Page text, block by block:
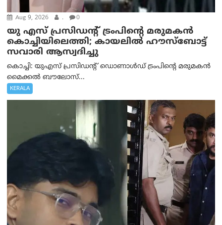
Aug 9, 2026 . 0
യു എസ് പ്രസിഡന്റ് ട്രംപിന്റെ മരുമകൻ
കൊച്ചിയിലെത്തി; കായലിൽ ഹൗസ്ബോട്ട്
സവാരി ആസ്വദിച്ചു
കൊച്ചി: യുഎസ് പ്രസിഡന്റ് ഡൊണാൾഡ് ട്രംപിന്റെ മരുമകൻ
മൈക്കൽ ബൗലോസ്...
KERALA